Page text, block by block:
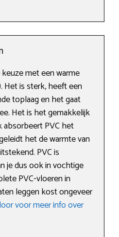
met een warme
is sterk, heeft een
toplaag en het gaat
Het is het gemakkelijk
PVC het
het de warmte van
PVC is
je dus ook in vochtige
PVC-vloeren in
leggen kost ongeveer
voor meer info over